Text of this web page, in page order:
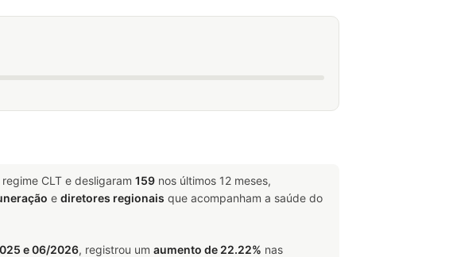
CLT e desligaram 159 nos últimos 12 meses,
e diretores regionais que acompanham a saúde do
e 06/2026, registrou um aumento de 22.22% nas